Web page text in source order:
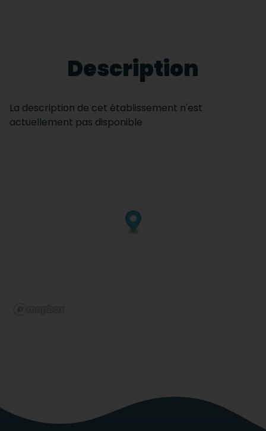
Description
La description de cet établissement n'est
actuellement pas disponible